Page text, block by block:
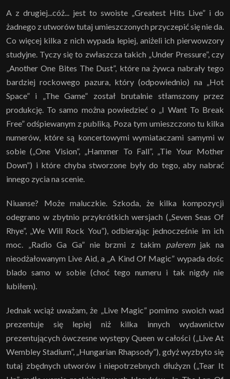
A z drugiej...cóż... jest to swoiste „Greatest Hits Live” i do
żadnego z utworów tutaj umieszczonych przyczepić się nie da.
Co więcej kilka z nich wypada lepiej, aniżeli ich pierwowzory
studyjne. Tyczy się to zwłaszcza takich „Under Pressure”, czy
„Another One Bites The Dust”, które na żywca nabrały tego
bardziej rockowego pazura, który (odpowiednio) na „Hot
Space” i „The Game” został brutalnie stłamszony przez
produkcję. To samo można powiedzieć o „I Want To Break
Free” odśpiewanym z publiką. Poza tym umieszczono tu kilka
numerów, które są koncertowymi wymiataczami samymi w
sobie („One Vision”, „Hammer To Fall”, „Tie Your Mother
Down”) i które chyba stworzone były do tego, aby nabrać
innego zycia na scenie.
Niuanse? Może maluczkie. Szkoda, że kilka kompozycji
odegrano w zbytnio przykrótkich wersjach („Seven Seas Of
Rhye”, „We Will Rock You”), odbierając jednocześnie im ich
moc. „Radio Ga Ga” nie brzmi z takim pałeremjak na
nieodżałowanym Live Aid, a „A Kind Of Magic” wypada dośc
blado samo w sobie (choć tego numeru i tak nigdy nie
lubiłem).
Jednak wciąż uważam, że „Live Magic” pomimo swoich wad
prezentuje się lepiej niż kilka innych wydawnictw
prezentujących ówczesne występy Queen w całości („Live At
Wembley Stadium”, „Hungarian Rhapsody”), gdyż wyzbyto się
tutaj zbędnych utworów i niepotrzebnych dłużyzn („Tear It